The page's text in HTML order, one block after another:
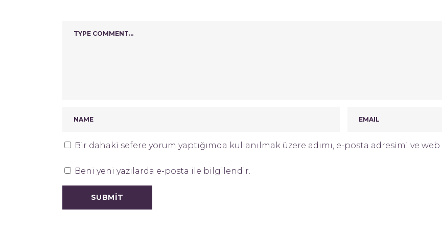
Bir dahaki sefere yorum yaptığımda kullanılmak üzere adımı, e-posta adresimi ve
Beni yeni yazılarda e-posta ile bilgilendir.